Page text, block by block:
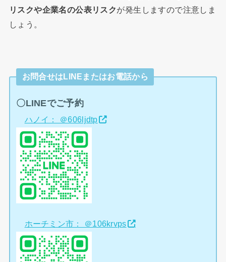
リスクや企業名の公表リスクが発生しますので注意しま
しょう。
お問合せはLINEまたはお電話から
〇LINEでご予約
ハノイ： ＠606ljdtp
ホーチミン市： ＠106krvps